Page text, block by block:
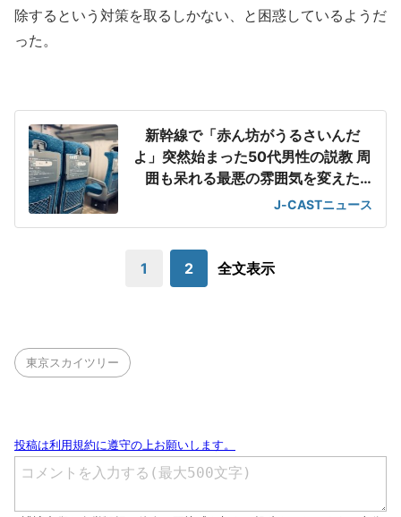
除するという対策を取るしかない、と困惑しているようだ
った。
新幹線で「赤ん坊がうるさいんだ
よ」突然始まった50代男性の説教 周
囲も呆れる最悪の雰囲気を変えた
「一喝」J-CASTニュース
1 2 全文表示
東京スカイツリー